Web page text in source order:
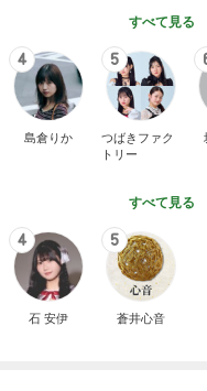
すべて見る
4
島倉りか
5
つばきファク
トリー
すべて見る
4
石 安伊
5
蒼井心音